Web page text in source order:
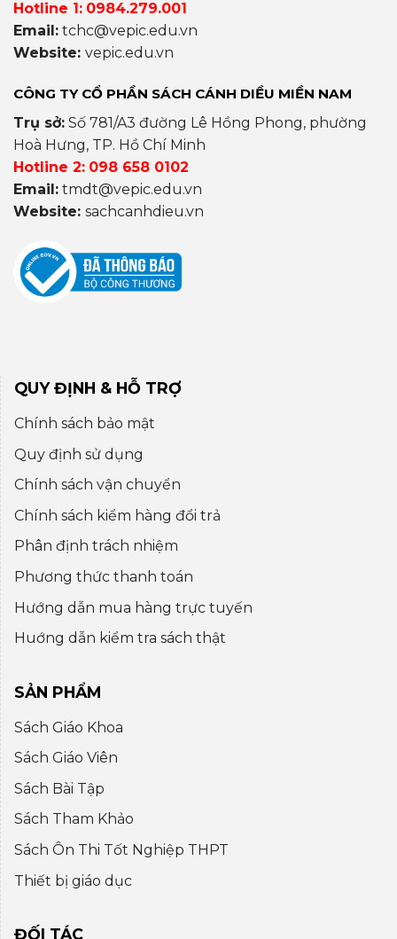
Hotline 1: 0984.279.001
Email: tchc@vepic.edu.vn
Website: vepic.edu.vn
CÔNG TY CỔ PHẦN SÁCH CÁNH DIỀU MIỀN NAM
Trụ sở: Số 781/A3 đường Lê Hồng Phong, phường
Hoà Hưng, TP. Hồ Chí Minh
Hotline 2: 098 658 0102
Email: tmdt@vepic.edu.vn
Website: sachcanhdieu.vn
QUY ĐỊNH & HỖ TRỢ
Chính sách bảo mật
Quy định sử dụng
Chính sách vận chuyển
Chính sách kiểm hàng đổi trả
Phân định trách nhiệm
Phương thức thanh toán
Hướng dẫn mua hàng trực tuyến
Huớng dẫn kiểm tra sách thật
SẢN PHẨM
Sách Giáo Khoa
Sách Giáo Viên
Sách Bài Tập
Sách Tham Khảo
Sách Ôn Thi Tốt Nghiệp THPT
Thiết bị giáo dục
ĐỐI TÁC